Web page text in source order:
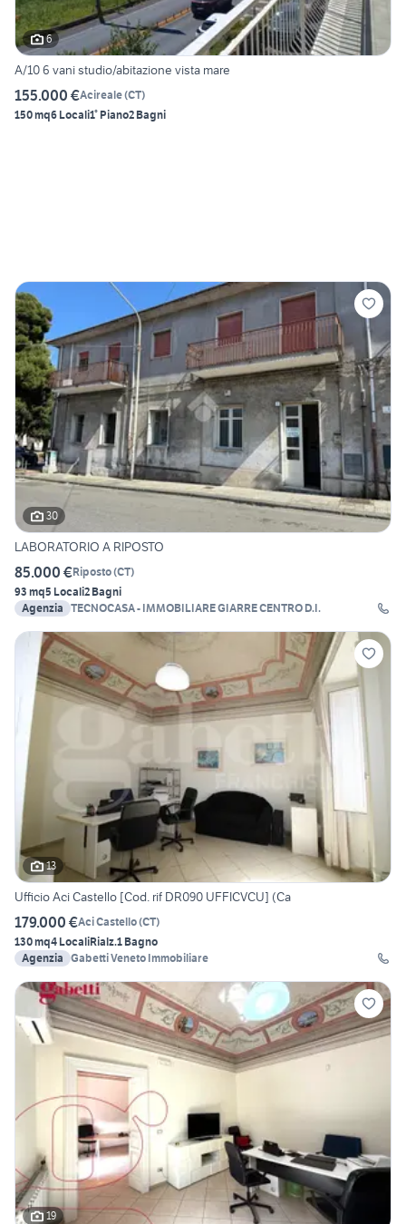
6
A/10 6 vani studio/abitazione vista mare
155.000 €Acireale(CT)
150 mq6 Locali1° Piano2 Bagni
30
LABORATORIO A RIPOSTO
85.000 €Riposto(CT)
93 mq5 Locali2 Bagni
Agenzia TECNOCASA - IMMOBILIARE GIARRE CENTRO D.I.
13
Ufficio Aci Castello [Cod. rif DR090 UFFICVCU] (Ca
179.000 €Aci Castello(CT)
130 mq4 LocaliRialz.1 Bagno
Agenzia Gabetti Veneto Immobiliare
19